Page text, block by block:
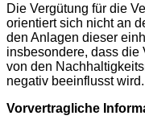
Die Vergütung für die
orientiert sich nicht an
den Anlagen dieser
insbesondere, dass die
von den
negativ beeinflusst wird.
Vorvertragliche